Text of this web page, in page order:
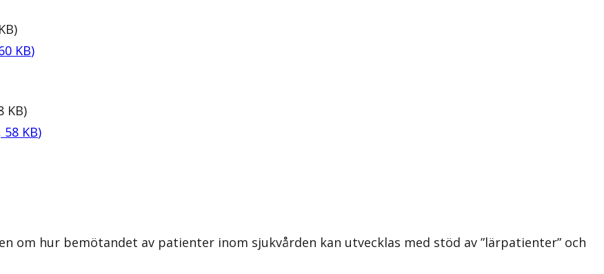
KB)
KB)
KB)
58 KB)
om hur bemötandet av patienter inom sjukvården kan utvecklas med stöd av ”lärpatienter” och